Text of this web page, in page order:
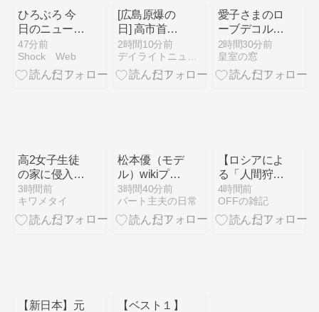
ひろぶろ 今
日のニュー
ス、話題の紹
介！！
47分前
Shock Web
[広島原爆の
日] 高市首相
が広島平和記
念式典に出
席・核兵器の
2時間10分前
愛子さまのロ
ーブデコルテ
の値段は250
万？2800万
の佳子さま眞
2時間30分前
皇室の窓
高2女子生徒
の家に侵入
し、わいせつ
容疑で高2男
子を逮捕 兵
3時間前
キワメタイ
松本優（モデ
ル）wikiプロ
フ！結婚した
旦那や馴れ初
めについても
3時間40分前
パート主夫の日常
【ロシアによ
る「人間狩
り」】ドロー
ンで追い回し
て自爆する
4時間前
OFFの雑記
​【新日本】元
【ベスト１】